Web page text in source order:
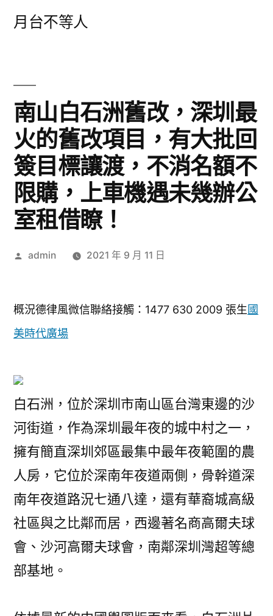
月台不等人
南山白石洲舊改，深圳最
火的舊改項目，有大批回
簽目標讓渡，不消名額不
限購，上車機遇未幾辦公
室租借瞭！
作
admin 2021 年 9 月 11 日
概況德律風微信聯絡接觸： 1477 630 2009 張生國
美時代廣場
白石洲，位於深圳市南山區台灣東邊的沙
河街道，作為深圳最年夜的城中村之一，
擁有簡直深圳郊區最集中最年夜範圍的農
人房，它位於深南年夜道兩側，骨幹道深
南年夜道路況七通八達，還有華裔城高級
社區與之比鄰而居，西邊著名商高爾夫球
會、沙河高爾夫球會，南鄰深圳灣超等總
部基地。